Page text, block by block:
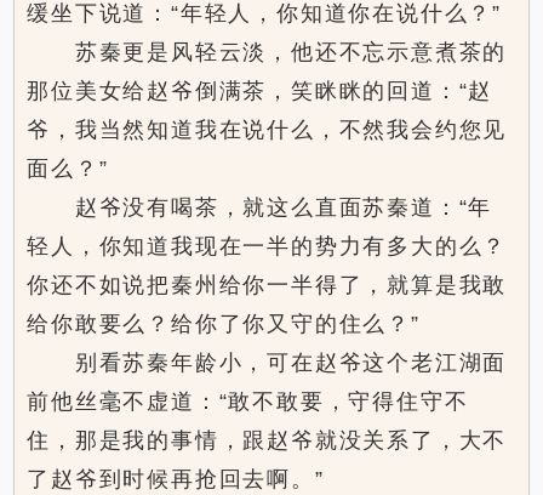
缓坐下说道：“年轻人，你知道你在说什么？”
苏秦更是风轻云淡，他还不忘示意煮茶的
那位美女给赵爷倒满茶，笑眯眯的回道：“赵
爷，我当然知道我在说什么，不然我会约您见
面么？”
赵爷没有喝茶，就这么直面苏秦道：“年
轻人，你知道我现在一半的势力有多大的么？
你还不如说把秦州给你一半得了，就算是我敢
给你敢要么？给你了你又守的住么？”
别看苏秦年龄小，可在赵爷这个老江湖面
前他丝毫不虚道：“敢不敢要，守得住守不
住，那是我的事情，跟赵爷就没关系了，大不
了赵爷到时候再抢回去啊。”